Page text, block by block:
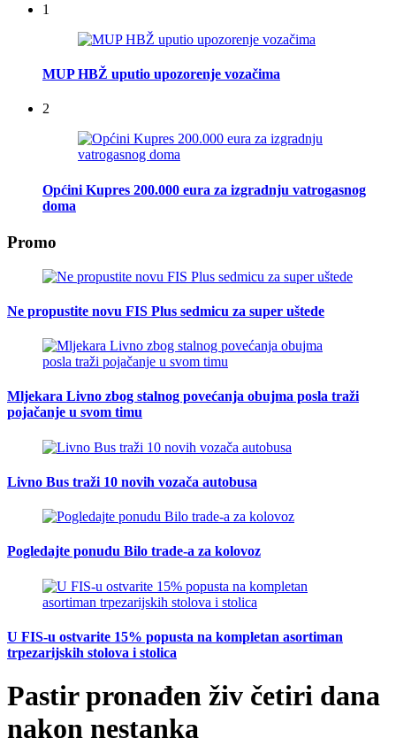
1
MUP HBŽ uputio upozorenje vozačima
2
Općini Kupres 200.000 eura za izgradnju vatrogasnog
doma
Promo
Ne propustite novu FIS Plus sedmicu za super uštede
Mljekara Livno zbog stalnog povećanja obujma posla traži
pojačanje u svom timu
Livno Bus traži 10 novih vozača autobusa
Pogledajte ponudu Bilo trade-a za kolovoz
U FIS-u ostvarite 15% popusta na kompletan asortiman
trpezarijskih stolova i stolica
Pastir pronađen živ četiri dana
nakon nestanka